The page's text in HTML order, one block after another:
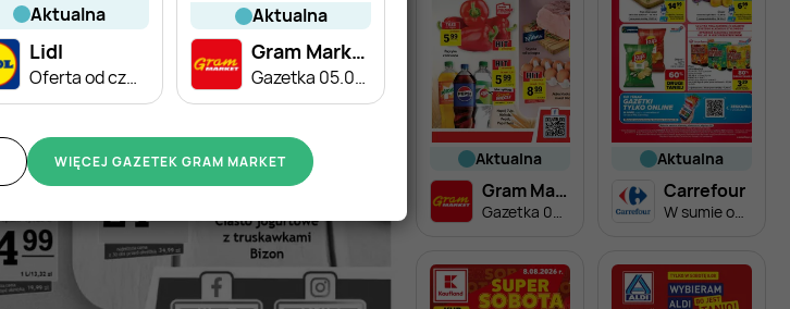
aktualna
Lidl
Oferta od czwartku
aktualna
Gram Market
Gazetka 05.08-11.08
WIĘCEJ GAZETEK GRAM MARKET aktualna
Gram Market
aktualna
Carrefour